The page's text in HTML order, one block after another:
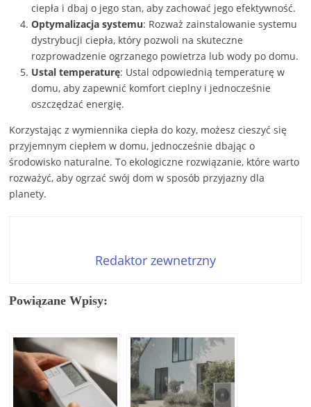
ciepła i dbaj o jego stan, aby zachować jego efektywność.
Optymalizacja systemu: Rozważ zainstalowanie systemu
dystrybucji ciepła, który pozwoli na skuteczne
rozprowadzenie ogrzanego powietrza lub wody po domu.
Ustal temperaturę: Ustal odpowiednią temperaturę w
domu, aby zapewnić komfort cieplny i jednocześnie
oszczędzać energię.
Korzystając z wymiennika ciepła do kozy, możesz cieszyć się
przyjemnym ciepłem w domu, jednocześnie dbając o
środowisko naturalne. To ekologiczne rozwiązanie, które warto
rozważyć, aby ogrzać swój dom w sposób przyjazny dla
planety.
Redaktor zewnetrzny
Powiązane Wpisy: